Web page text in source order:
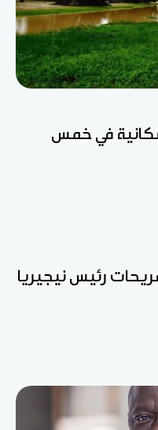
في خمس
رئيس نيجيريا